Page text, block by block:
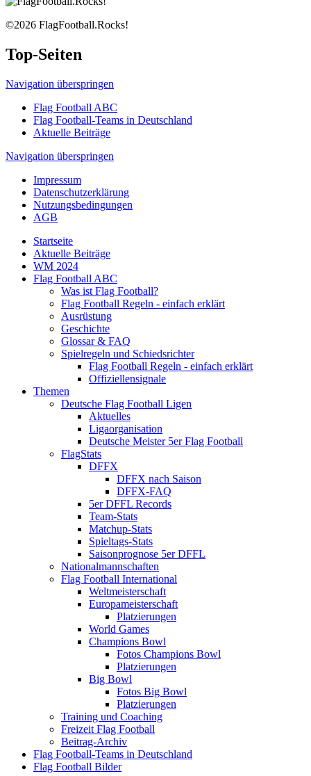
©2026 FlagFootball.Rocks!
Top-Seiten
Navigation überspringen
Flag Football ABC
Flag Football-Teams in Deutschland
Aktuelle Beiträge
Navigation überspringen
Impressum
Datenschutzerklärung
Nutzungsbedingungen
AGB
Startseite
Aktuelle Beiträge
WM 2024
Flag Football ABC
Was ist Flag Football?
Flag Football Regeln - einfach erklärt
Ausrüstung
Geschichte
Glossar & FAQ
Spielregeln und Schiedsrichter
Flag Football Regeln - einfach erklärt
Offiziellensignale
Themen
Deutsche Flag Football Ligen
Aktuelles
Ligaorganisation
Deutsche Meister 5er Flag Football
FlagStats
DFFX
DFFX nach Saison
DFFX-FAQ
5er DFFL Records
Team-Stats
Matchup-Stats
Spieltags-Stats
Saisonprognose 5er DFFL
Nationalmannschaften
Flag Football International
Weltmeisterschaft
Europameisterschaft
Platzierungen
World Games
Champions Bowl
Fotos Champions Bowl
Platzierungen
Big Bowl
Fotos Big Bowl
Platzierungen
Training und Coaching
Freizeit Flag Football
Beitrag-Archiv
Flag Football-Teams in Deutschland
Flag Football Bilder